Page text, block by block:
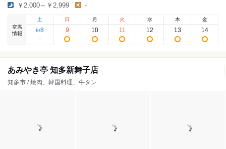
￥2,000～￥2,999 -
空席
情報
土
8/8
日
9
月
10
火
11
水
12
木
13
金
14
あみやき亭 知多新舞子店
知多市 / 焼肉、韓国料理、牛タン